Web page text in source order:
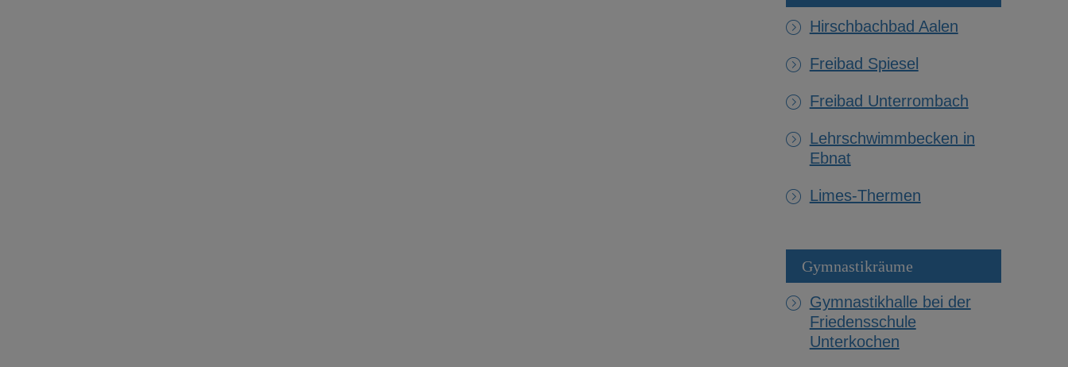
Hirschbachbad Aalen
Freibad Spiesel
Freibad Unterrombach
Lehrschwimmbecken in
Ebnat
Limes-Thermen
Gymnastikräume
Gymnastikhalle bei der
Friedensschule
Unterkochen